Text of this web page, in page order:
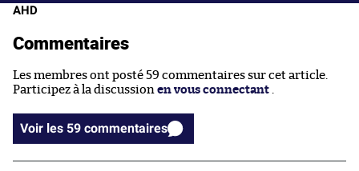
AHD
Commentaires
Les membres ont posté 59 commentaires sur cet article.
Participez à la discussion en vous connectant
Voir les 59 commentaires